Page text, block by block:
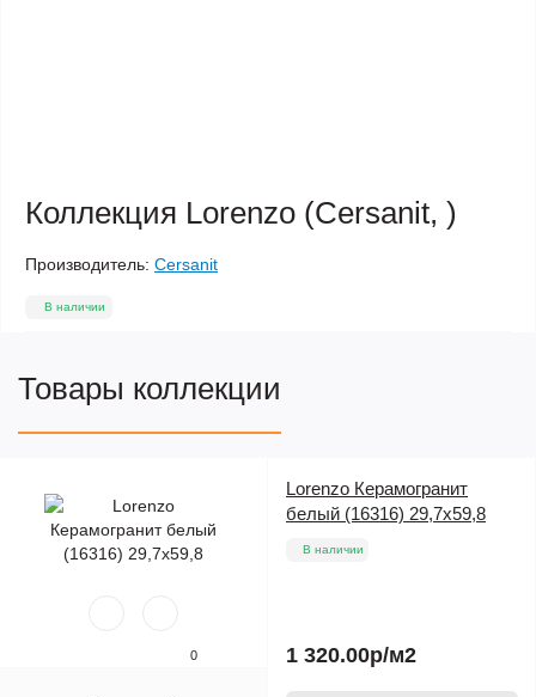
Коллекция Lorenzo (Cersanit, )
Производитель: Cersanit
В наличии
Товары коллекции
0
Lorenzo Керамогранит
белый (16316) 29,7x59,8
В наличии
1 320.00р/м2